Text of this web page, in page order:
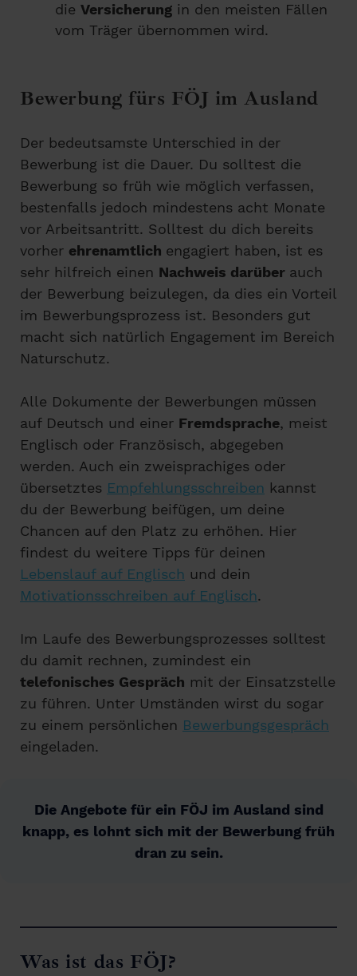
die Versicherung in den meisten Fällen
vom Träger übernommen wird.
Bewerbung fürs FÖJ im Ausland
Der bedeutsamste Unterschied in der
Bewerbung ist die Dauer. Du solltest die
Bewerbung so früh wie möglich verfassen,
bestenfalls jedoch mindestens acht Monate
vor Arbeitsantritt. Solltest du dich bereits
vorher ehrenamtlich engagiert haben, ist es
sehr hilfreich einen Nachweis darüber auch
der Bewerbung beizulegen, da dies ein Vorteil
im Bewerbungsprozess ist. Besonders gut
macht sich natürlich Engagement im Bereich
Naturschutz.
Alle Dokumente der Bewerbungen müssen
auf Deutsch und einer Fremdsprache, meist
Englisch oder Französisch, abgegeben
werden. Auch ein zweisprachiges oder
übersetztes Empfehlungsschreiben kannst
du der Bewerbung beifügen, um deine
Chancen auf den Platz zu erhöhen. Hier
findest du weitere Tipps für deinen
Lebenslauf auf Englisch und dein
Motivationsschreiben auf Englisch.
Im Laufe des Bewerbungsprozesses solltest
du damit rechnen, zumindest ein
telefonisches Gespräch mit der Einsatzstelle
zu führen. Unter Umständen wirst du sogar
zu einem persönlichen Bewerbungsgespräch
eingeladen.
Die Angebote für ein FÖJ im Ausland sind
knapp, es lohnt sich mit der Bewerbung früh
dran zu sein.
Was ist das FÖJ?